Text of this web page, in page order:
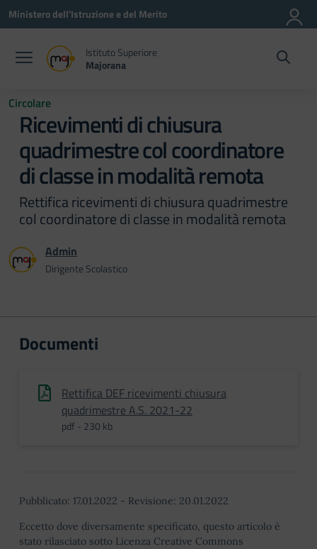
Vai ai contenuti
Vai al menu di navigazione
Vai al footer
Ministero dell'Istruzione e del Merito
Istituto Superiore
Majorana
Circolare
Ricevimenti di chiusura
quadrimestre col coordinatore
di classe in modalità remota
Rettifica ricevimenti di chiusura quadrimestre
col coordinatore di classe in modalità remota
Admin
Dirigente Scolastico
Documenti
Rettifica DEF ricevimenti chiusura
quadrimestre A.S. 2021-22
pdf - 230 kb
Pubblicato: 17.01.2022 - Revisione: 20.01.2022
Eccetto dove diversamente specificato, questo articolo è
stato rilasciato sotto Licenza Creative Commons